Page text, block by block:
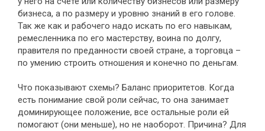
бизнеса, а по размеру и уровню знаний в его голове.
Так же как и рабочего надо искать по его навыкам,
ремесленника по его мастерству, воина по долгу,
правителя по преданности своей стране, а торговца –
по умению строить отношения и конечно по деньгам.
Что показывают схемы? Баланс приоритетов. Когда
есть понимание свой роли сейчас, то она занимает
доминирующее положение, все остальные роли ей
помогают (они меньше), но не наоборот. Причина? Для